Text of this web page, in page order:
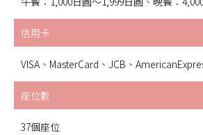
信用卡
VISA、MasterCard、JCB、
座位數
37個座位